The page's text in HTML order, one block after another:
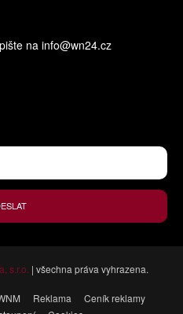
na info@wn24.cz
s.r.o. | všechna práva vyhrazena.
Reklama
Ceník reklamy